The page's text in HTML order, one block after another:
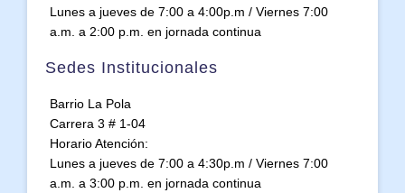
Lunes a jueves de 7:00 a 4:00p.m / Viernes 7:00
a.m. a 2:00 p.m. en jornada continua
Sedes Institucionales
Barrio La Pola
Carrera 3 # 1-04
Horario Atención:
Lunes a jueves de 7:00 a 4:30p.m / Viernes 7:00
a.m. a 3:00 p.m. en jornada continua